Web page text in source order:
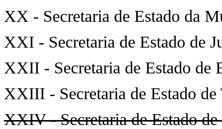
XX - Secretaria de Estado da
XXI - Secretaria de Estado de
XXII - Secretaria de Estado de
XXIII - Secretaria de Estado
XXIV - Secretaria de Estado